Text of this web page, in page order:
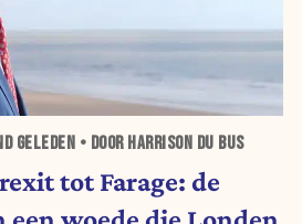
GELEDEN • DOOR HARRISON DU BUS
tot Farage: de